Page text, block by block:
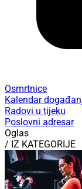
Osmrtnice
Kalendar
Radovi u tijeku
Poslovni adresar
Oglas
/ IZ KATEGORIJE